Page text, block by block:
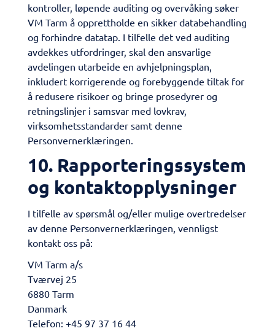
kontroller, løpende auditing og overvåking søker
VM Tarm å opprettholde en sikker databehandling
og forhindre datatap. I tilfelle det ved auditing
avdekkes utfordringer, skal den ansvarlige
avdelingen utarbeide en avhjelpningsplan,
inkludert korrigerende og forebyggende tiltak for
å redusere risikoer og bringe prosedyrer og
retningslinjer i samsvar med lovkrav,
virksomhetsstandarder samt denne
Personvernerklæringen.
10. Rapporteringssystem
og kontaktopplysninger
I tilfelle av spørsmål og/eller mulige overtredelser
av denne Personvernerklæringen, vennligst
kontakt oss på:
VM Tarm a/s
Tværvej 25
6880 Tarm
Danmark
Telefon: +45 97 37 16 44